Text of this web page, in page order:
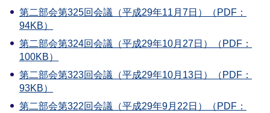
第二部会第325回会議（平成29年11月7日）（PDF：
94KB）
第二部会第324回会議（平成29年10月27日）（PDF：
100KB）
第二部会第323回会議（平成29年10月13日）（PDF：
93KB）
第二部会第322回会議（平成29年9月22日）（PDF：